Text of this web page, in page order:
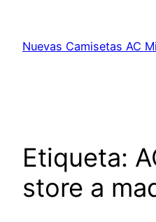
contenido
Nuevas Camisetas AC
Etiqueta:
store a